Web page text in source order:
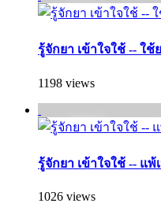
รู้จักยา เข้าใจใช้ -- ใช้
1198 views
รู้จักยา เข้าใจใช้ -- แ
1026 views